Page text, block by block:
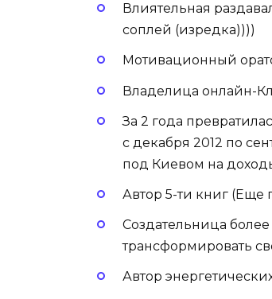
Влиятельная
соплей (изредка))))
Мотивационный
Владелица онлайн-
За 2 года
с декабря 2012 по
под Киевом на
Автор 5-ти книг (Еще
Создательница
трансформировать
Автор